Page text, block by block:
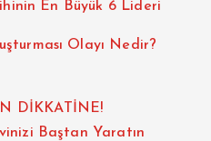
En Büyük 6 Lideri
Olayı Nedir?
DİKKATİNE!
Baştan Yaratın